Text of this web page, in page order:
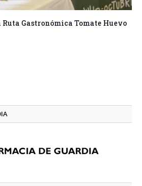
Gastronómica Tomate Huevo